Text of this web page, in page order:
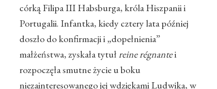
córką Filipa III Habsburga, króla Hiszpanii i
Portugalii. Infantka, kiedy cztery lata później
doszło do konfirmacji i „dopełnienia”
małżeństwa, zyskała tytułreine régnantei
rozpoczęła smutne życie u boku
niezainteresowanego jej wdziękami Ludwika, w